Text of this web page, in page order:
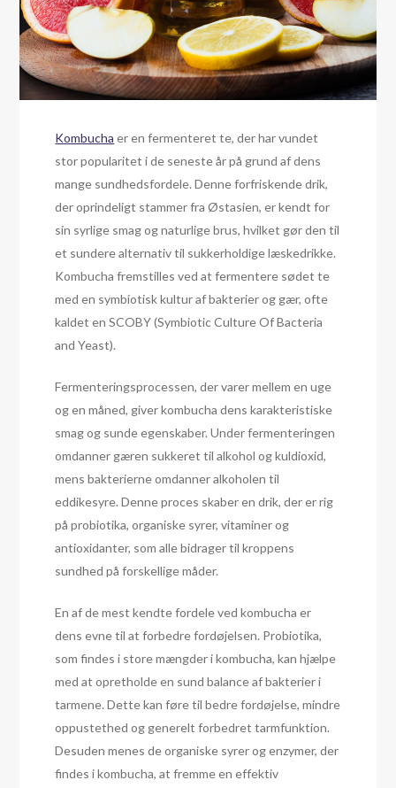
Kombucha er en fermenteret te, der har vundet
stor popularitet i de seneste år på grund af dens
mange sundhedsfordele. Denne forfriskende drik,
der oprindeligt stammer fra Østasien, er kendt for
sin syrlige smag og naturlige brus, hvilket gør den til
et sundere alternativ til sukkerholdige læskedrikke.
Kombucha fremstilles ved at fermentere sødet te
med en symbiotisk kultur af bakterier og gær, ofte
kaldet en SCOBY (Symbiotic Culture Of Bacteria
and Yeast).
Fermenteringsprocessen, der varer mellem en uge
og en måned, giver kombucha dens karakteristiske
smag og sunde egenskaber. Under fermenteringen
omdanner gæren sukkeret til alkohol og kuldioxid,
mens bakterierne omdanner alkoholen til
eddikesyre. Denne proces skaber en drik, der er rig
på probiotika, organiske syrer, vitaminer og
antioxidanter, som alle bidrager til kroppens
sundhed på forskellige måder.
En af de mest kendte fordele ved kombucha er
dens evne til at forbedre fordøjelsen. Probiotika,
som findes i store mængder i kombucha, kan hjælpe
med at opretholde en sund balance af bakterier i
tarmene. Dette kan føre til bedre fordøjelse, mindre
oppustethed og generelt forbedret tarmfunktion.
Desuden menes de organiske syrer og enzymer, der
findes i kombucha, at fremme en effektiv